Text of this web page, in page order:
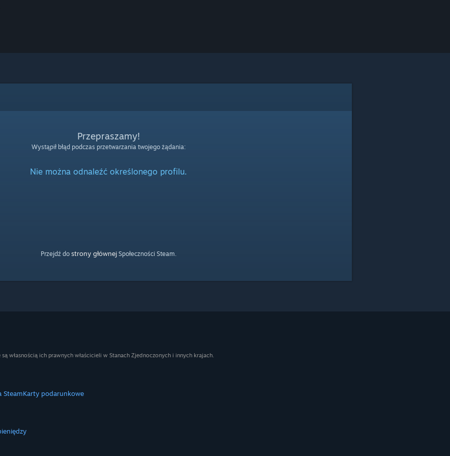
Przepraszamy!
Wystąpił błąd podczas przetwarzania twojego żądania:
Nie można odnaleźć określonego profilu.
Przejdź do strony głównejSpołeczności Steam.
własnością ich prawnych właścicieli w Stanach Zjednoczonych i innych krajach.
SteamKarty podarunkowe